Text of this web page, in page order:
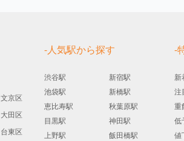
文京区
大田区
台東区
-人気駅から探す
渋谷駅
新宿駅
池袋駅
新橋駅
恵比寿駅
秋葉原駅
目黒駅
神田駅
上野駅
飯田橋駅
-
新
注
重
低
値